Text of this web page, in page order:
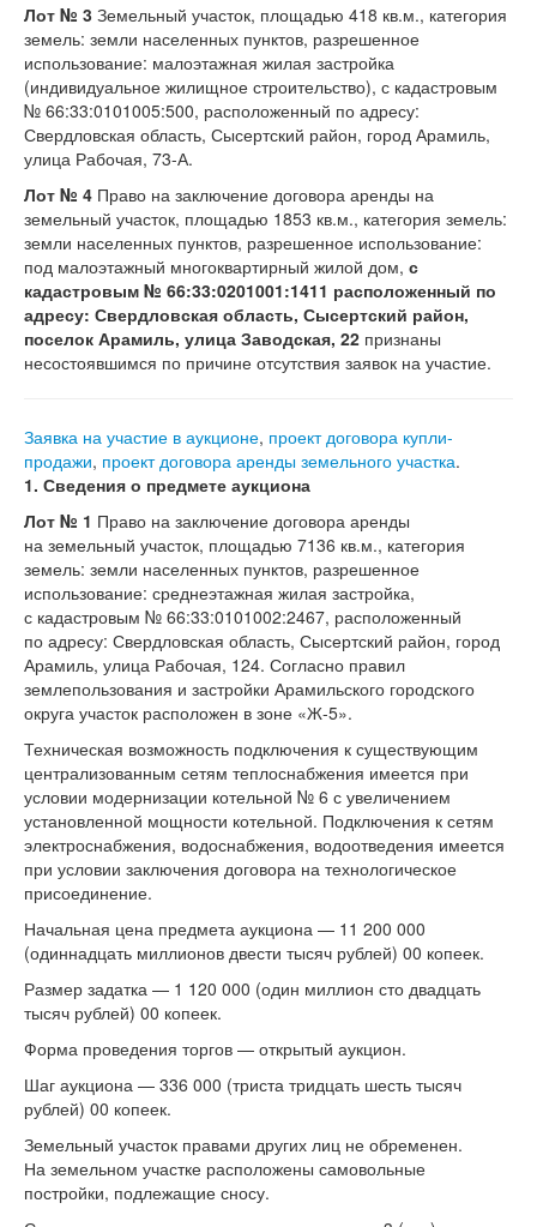
Лот № 3 Земельный участок, площадью 418 кв.м., категория
земель: земли населенных пунктов, разрешенное
использование: малоэтажная жилая застройка
(индивидуальное жилищное строительство), с кадастровым
№ 66:33:0101005:500, расположенный по адресу:
Свердловская область, Сысертский район, город Арамиль,
улица Рабочая, 73-А.
Лот № 4 Право на заключение договора аренды на
земельный участок, площадью 1853 кв.м., категория земель:
земли населенных пунктов, разрешенное использование:
под малоэтажный многоквартирный жилой дом, с
кадастровым № 66:33:0201001:1411 расположенный по
адресу: Свердловская область, Сысертский район,
поселок Арамиль, улица Заводская, 22 признаны
несостоявшимся по причине отсутствия заявок на участие.
Заявка на участие в аукционе, ​проект договора купли-
продажи, ​проект договора аренды земельного участка.
1. Сведения о предмете аукциона
Лот № 1 Право на заключение договора аренды
на земельный участок, площадью 7136 кв.м., категория
земель: земли населенных пунктов, разрешенное
использование: среднеэтажная жилая застройка,
с кадастровым № 66:33:0101002:2467, расположенный
по адресу: Свердловская область, Сысертский район, город
Арамиль, улица Рабочая, 124. Согласно правил
землепользования и застройки Арамильского городского
округа участок расположен в зоне «Ж-5».
Техническая возможность подключения к существующим
централизованным сетям теплоснабжения имеется при
условии модернизации котельной № 6 с увеличением
установленной мощности котельной. Подключения к сетям
электроснабжения, водоснабжения, водоотведения имеется
при условии заключения договора на технологическое
присоединение.
Начальная цена предмета аукциона — 11 200 000
(одиннадцать миллионов двести тысяч рублей) 00 копеек.
Размер задатка — 1 120 000 (один миллион сто двадцать
тысяч рублей) 00 копеек.
Форма проведения торгов — открытый аукцион.
Шаг аукциона — 336 000 (триста тридцать шесть тысяч
рублей) 00 копеек.
Земельный участок правами других лиц не обременен.
На земельном участке расположены самовольные
постройки, подлежащие сносу.